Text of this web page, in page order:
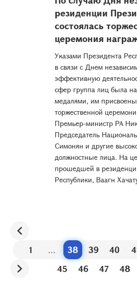
резиденции
состоялась
церемония
Указами Президента
в связи с Днем
эффективную
сфер группа лиц была
медалями, им
торжественной
Премьер-министр РА
Председатель
Симонян и другие
должностные лица. На
прошедшей в
Республики, Ваагн
1 ... 38 39 40
45
46 47 48